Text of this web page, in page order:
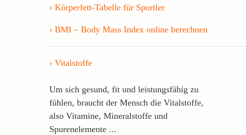
Körperfett-Tabelle für Sportler
BMI – Body Mass Index online berechnen
Vitalstoffe
Um sich gesund, fit und leistungsfähig zu
fühlen, braucht der Mensch die Vitalstoffe,
also Vitamine, Mineralstoffe und
Spurenelemente ...